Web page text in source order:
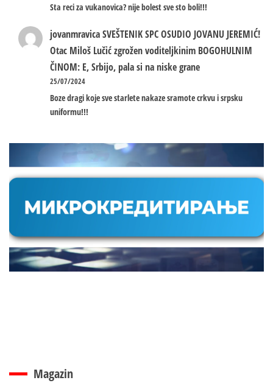
Sta reci za vukanovica? nije bolest sve sto boli!!!
jovanmravicaSVEŠTENIK SPC OSUDIO JOVANU JEREMIĆ!
Otac Miloš Lučić zgrožen voditeljkinim BOGOHULNIM
ČINOM: E, Srbijo, pala si na niske grane
25/07/2024
Boze dragi koje sve starlete nakaze sramote crkvu i srpsku
uniformu!!!
Magazin